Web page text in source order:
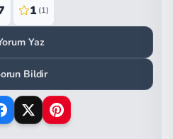
1 (1)
Yaz
Bildir